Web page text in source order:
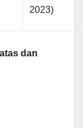
2023)
dan